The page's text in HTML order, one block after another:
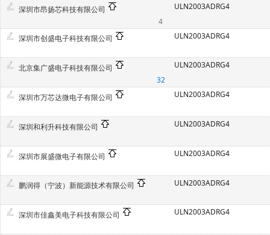
深圳市昂扬芯科技有限公司
4
ULN2003ADRG4
深圳市创盛电子科技有限公司 ULN2003ADRG4
北京集广盛电子科技有限公司
32
ULN2003ADRG4
深圳市万芯达微电子有限公司 ULN2003ADRG4
深圳和利升科技有限公司 ULN2003ADRG4
深圳市展盛微电子有限公司 ULN2003ADRG4
鹏润得（宁波）新能源技术有限公司 ULN2003ADRG4
深圳市佳鑫美电子科技有限公司 ULN2003ADRG4